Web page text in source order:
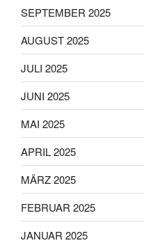
SEPTEMBER 2025
AUGUST 2025
JULI 2025
JUNI 2025
MAI 2025
APRIL 2025
MÄRZ 2025
FEBRUAR 2025
JANUAR 2025